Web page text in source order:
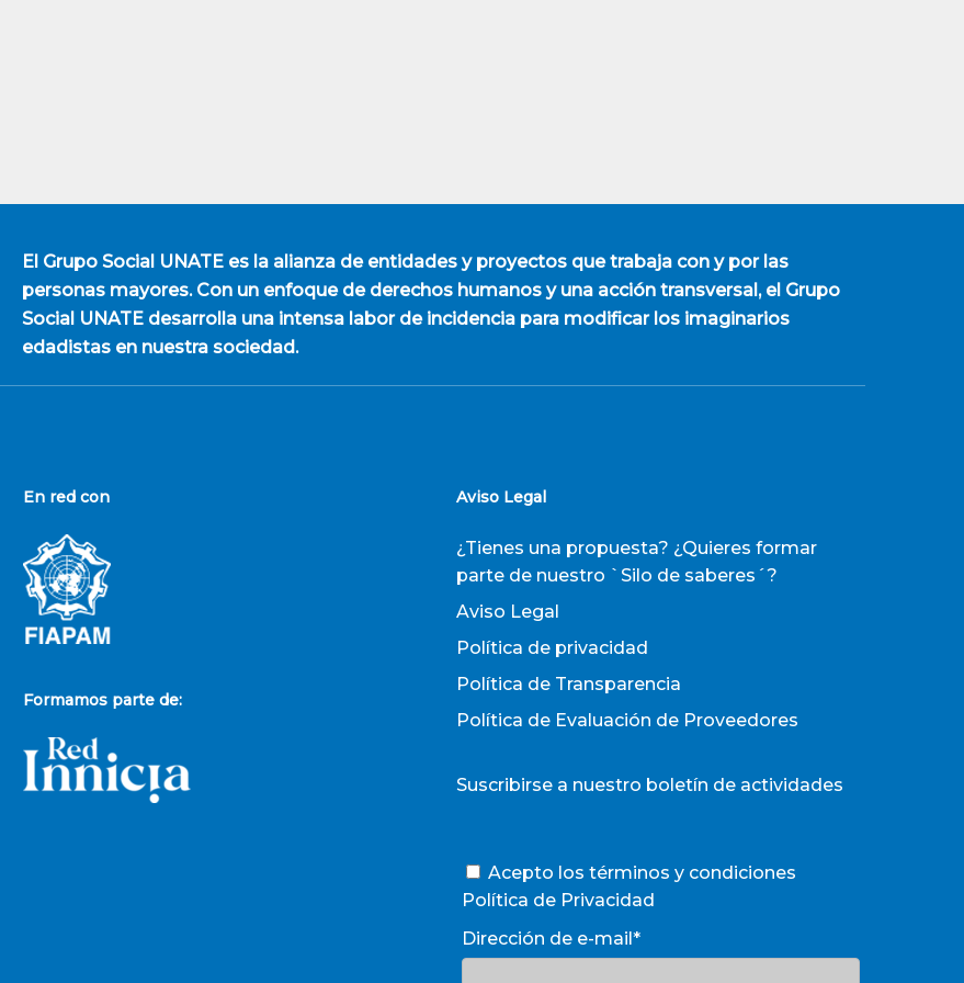
El Grupo Social UNATEes la alianza de entidades y proyectos que trabaja con y por las
personas mayores. Con un enfoque de derechos humanos y una acción transversal, el Grupo
Social UNATE desarrolla una intensa labor de incidencia para modificar los imaginarios
edadistas en nuestra sociedad.
En red con
Formamos parte de:
Aviso Legal
¿Tienes una propuesta? ¿Quieres formar
parte de nuestro `Silo de saberes´?
Aviso Legal
Política de privacidad
Política de Transparencia
Política de Evaluación de Proveedores
Suscribirse a nuestro boletín de actividades
Acepto los términos y condiciones
Política de Privacidad
Dirección de e-mail*